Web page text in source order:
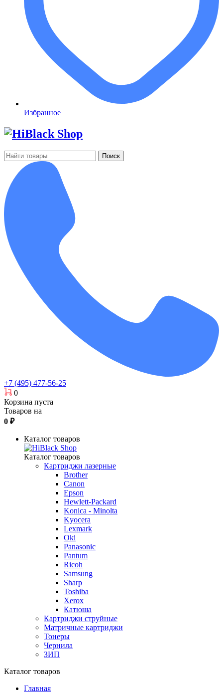
Избранное
Поиск
+7 (495) 477-56-25
0
Корзина пуста
Товаров на
0 ₽
Каталог товаров
Каталог товаров
Картриджи лазерные
Brother
Canon
Epson
Hewlett-Packard
Konica - Minolta
Kyocera
Lexmark
Oki
Panasonic
Pantum
Ricoh
Samsung
Sharp
Toshiba
Xerox
Катюша
Картриджи струйные
Матричные картриджи
Тонеры
Чернила
ЗИП
Каталог товаров
Главная